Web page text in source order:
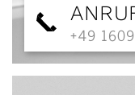
+49